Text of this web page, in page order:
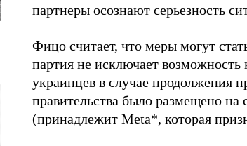
партнеры осознают серьезность
Фицо считает, что меры могут
партия не исключает
украинцев в случае продолжения
правительства было размещено на
(принадлежит Meta*, которая